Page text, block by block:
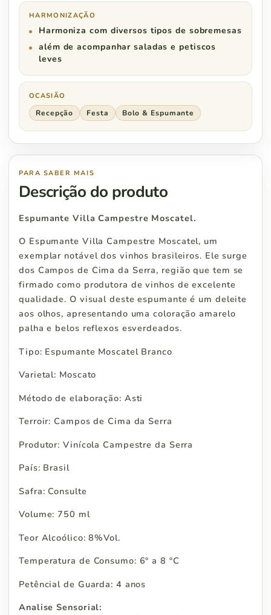
HARMONIZAÇÃO
Harmoniza com diversos tipos de sobremesas
além de acompanhar saladas e petiscos
leves
OCASIÃO
Recepção Festa Bolo & Espumante
PARA SABER MAIS
Descrição do produto
Espumante Villa Campestre Moscatel.
O Espumante Villa Campestre Moscatel, um
exemplar notável dos vinhos brasileiros. Ele surge
dos Campos de Cima da Serra, região que tem se
firmado como produtora de vinhos de excelente
qualidade. O visual deste espumante é um deleite
aos olhos, apresentando uma coloração amarelo
palha e belos reflexos esverdeados.
Tipo: Espumante Moscatel Branco
Varietal: Moscato
Método de elaboração: Asti
Terroir: Campos de Cima da Serra
Produtor: Vinícola Campestre da Serra
País: Brasil
Safra: Consulte
Volume: 750 ml
Teor Alcoólico: 8%Vol.
Temperatura de Consumo: 6º a 8 ºC
Petêncial de Guarda: 4 anos
Analise Sensorial: